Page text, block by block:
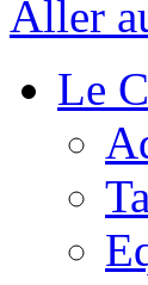
Aller
Le